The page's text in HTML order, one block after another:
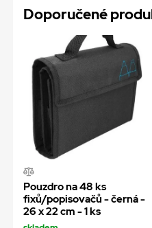
Doporučené
Pouzdro na 48 ks
fixů/popisovačů - černá -
26 x 22 cm - 1 ks